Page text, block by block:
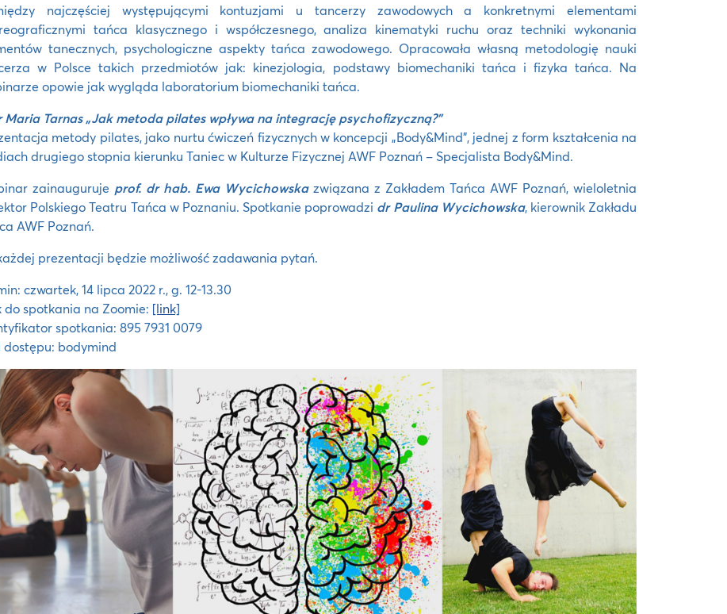
najczęściej występującymi kontuzjami u tancerzy zawodowych a konkretnymi elementami
tańca klasycznego i współczesnego, analiza kinematyki ruchu oraz techniki wykonania
tanecznych, psychologiczne aspekty tańca zawodowego. Opracowała własną metodologię nauki
w Polsce takich przedmiotów jak: kinezjologia, podstawy biomechaniki tańca i fizyka tańca. Na
opowie jak wygląda laboratorium biomechaniki tańca.
Maria Tarnas „Jak metoda pilates wpływa na integrację psychofizyczną?”
metody pilates, jako nurtu ćwiczeń fizycznych w koncepcji „Body&Mind”, jednej z form kształcenia na
drugiego stopnia kierunku Taniec w Kulturze Fizycznej AWF Poznań – Specjalista Body&Mind.
zainauguruje prof. dr hab. Ewa Wycichowskazwiązana z Zakładem Tańca AWF Poznań, wieloletnia
Polskiego Teatru Tańca w Poznaniu. Spotkanie poprowadzi dr Paulina Wycichowska, kierownik Zakładu
AWF Poznań.
prezentacji będzie możliwość zadawania pytań.
czwartek, 14 lipca 2022 r., g. 12-13.30
do spotkania na Zoomie: [link]
spotkania: 895 7931 0079
dostępu: bodymind